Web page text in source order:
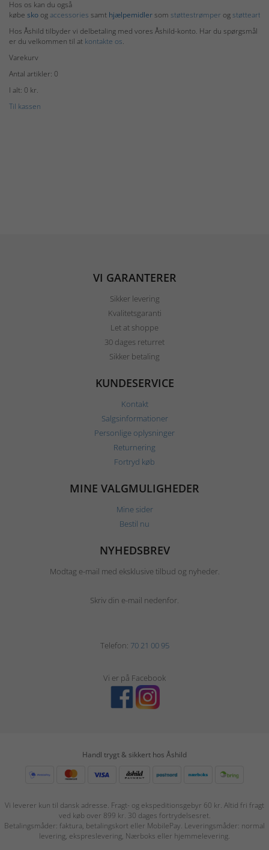
Hos os kan du også
købe sko ogaccessories samt hjælpemidler som støttestrømper og
Hos Åshild tilbyder vi delbetaling med vores Åshild-konto. Har du spørgsmål
er du velkommen til at kontakte os.
Varekurv
Antal artikler: 0
I alt: 0 kr.
Til kassen
VI GARANTERER
Sikker levering
Kvalitetsgaranti
Let at shoppe
30 dages returret
Sikker betaling
KUNDESERVICE
Kontakt
Salgsinformationer
Personlige oplysninger
Returnering
Fortryd køb
MINE VALGMULIGHEDER
Mine sider
Bestil nu
NYHEDSBREV
Modtag e-mail med eksklusive tilbud og nyheder.
Skriv din e-mail nedenfor.
Telefon: 70 21 00 95
Vi er på Facebook
Handl trygt & sikkert hos Åshild
Vi leverer kun til dansk adresse. Fragt- og ekspeditionsgebyr 60 kr. Altid fri fragt
ved køb over 899 kr. 30 dages fortrydelsesret.
Betalingsmåder: faktura, betalingskort eller MobilePay. Leveringsmåder: normal
levering, ekspreslevering, Nærboks eller hjemmelevering.